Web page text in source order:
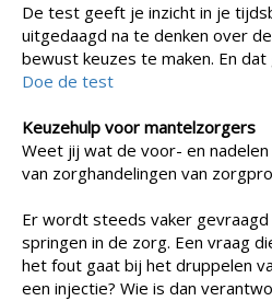
De test geeft je inzicht in je
uitgedaagd na te denken over
bewust keuzes te maken. En
Doe de test
Keuzehulp voor mantelzorgers
Weet jij wat de voor- en
van zorghandelingen van
Er wordt steeds vaker
springen in de zorg. Een vraag
het fout gaat bij het druppelen
een injectie? Wie is dan